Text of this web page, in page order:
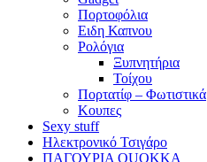
Πορτοφόλια
Ειδη Καπνου
Ρολόγια
Ξυπνητήρια
Τοίχου
Πορτατίφ – Φωτιστικά
Κουπες
Sexy stuff
Ηλεκτρονικό Τσιγάρο
ΠΑΓΟΥΡΙΑ QUOKKA